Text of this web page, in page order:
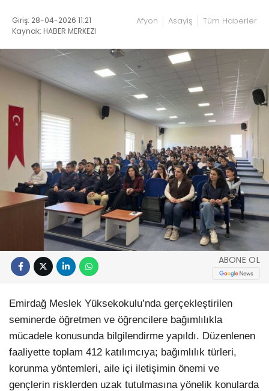
Giriş: 28-04-2026 11:21
Kaynak: HABER MERKEZI
Afyon Asayiş Tüm Haberler
ABONE OL
Emirdağ Meslek Yüksekokulu’nda gerçekleştirilen
seminerde öğretmen ve öğrencilere bağımlılıkla
mücadele konusunda bilgilendirme yapıldı. Düzenlenen
faaliyette toplam 412 katılımcıya; bağımlılık türleri,
korunma yöntemleri, aile içi iletişimin önemi ve
gençlerin risklerden uzak tutulmasına yönelik konularda